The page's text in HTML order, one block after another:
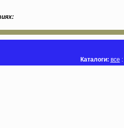
Каталоги: все :